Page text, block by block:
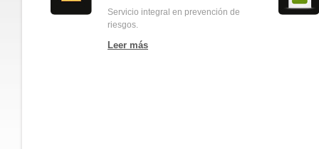
Servicio integral en prevención de
riesgos.
Leer más